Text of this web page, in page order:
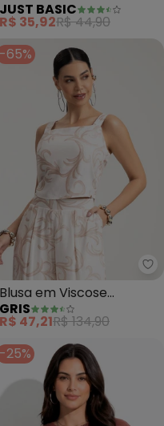
(Marrom)
JUST BASIC
R$ 35,92R$ 44,90
- Blusa em Cotton
-65%
Blusa em Viscose
Estampado (Marrom)
GRIS
R$ 47,21R$ 134,90
-25%